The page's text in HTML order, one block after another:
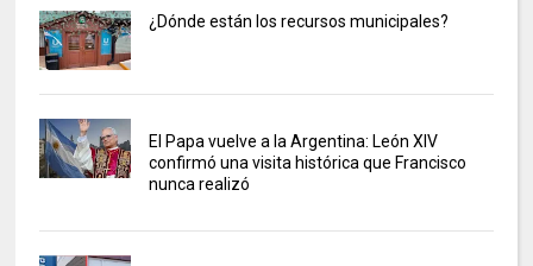
¿Dónde están los recursos municipales?
El Papa vuelve a la Argentina: León XIV
confirmó una visita histórica que Francisco
nunca realizó